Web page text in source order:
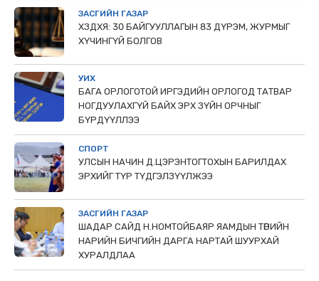
ЗАСГИЙН ГАЗАР
ХЗДХЯ: 30 БАЙГУУЛЛАГЫН 83 ДҮРЭМ, ЖУРМЫГ
ХҮЧИНГҮЙ БОЛГОВ
УИХ
БАГА ОРЛОГОТОЙ ИРГЭДИЙН ОРЛОГОД ТАТВАР
НОГДУУЛАХГҮЙ БАЙХ ЭРХ ЗҮЙН ОРЧНЫГ
БҮРДҮҮЛЛЭЭ
СПОРТ
УЛСЫН НАЧИН Д.ЦЭРЭНТОГТОХЫН БАРИЛДАХ
ЭРХИЙГ ТҮР ТҮДГЭЛЗҮҮЛЖЭЭ
ЗАСГИЙН ГАЗАР
ШАДАР САЙД Н.НОМТОЙБАЯР ЯАМДЫН ТӨРИЙН
НАРИЙН БИЧГИЙН ДАРГА НАРТАЙ ШУУРХАЙ
ХУРАЛДЛАА